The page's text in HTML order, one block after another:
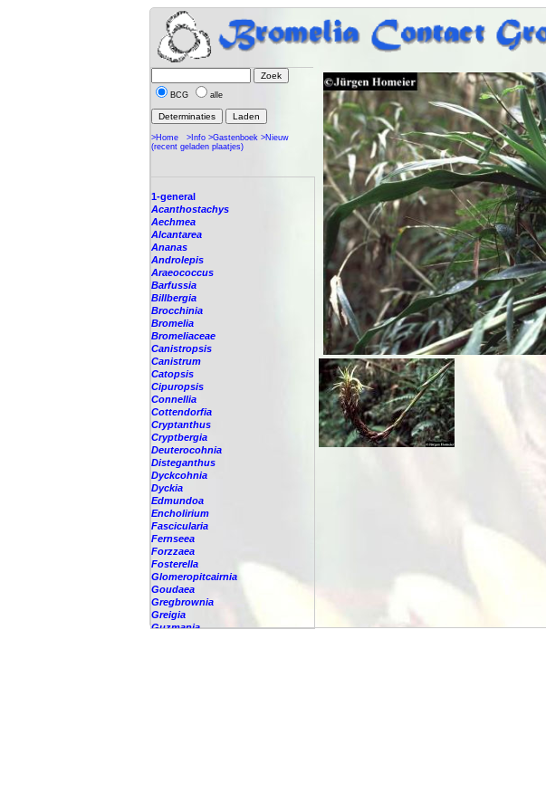
BCG alle
>Home >Info >Gastenboek >Nieuw
(recent geladen plaatjes)
1-general
Acanthostachys
Aechmea
Alcantarea
Ananas
Androlepis
Araeococcus
Barfussia
Billbergia
Brocchinia
Bromelia
Bromeliaceae
Canistropsis
Canistrum
Catopsis
Cipuropsis
Connellia
Cottendorfia
Cryptanthus
Cryptbergia
Deuterocohnia
Disteganthus
Dyckcohnia
Dyckia
Edmundoa
Encholirium
Fascicularia
Fernseea
Forzzaea
Fosterella
Glomeropitcairnia
Goudaea
Gregbrownia
Greigia
Guzmania